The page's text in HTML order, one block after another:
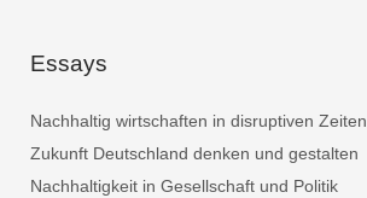
Essays
Nachhaltig wirtschaften in disruptiven Zeiten
Zukunft Deutschland denken und gestalten
Nachhaltigkeit in Gesellschaft und Politik